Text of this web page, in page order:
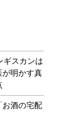
ギスカンは
が明かす真
お酒の宅配